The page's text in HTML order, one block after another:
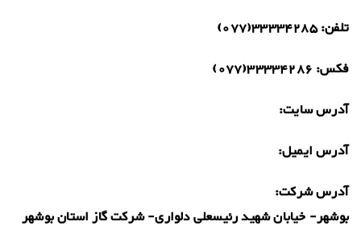
تلفن:33334285(077)
فکس: 33334286(077)
آدرس سایت:
آدرس ایمیل:
آدرس شرکت:
بوشهر- خیابان شهید رئیسعلی دلواری- شرکت گاز استان بوشهر